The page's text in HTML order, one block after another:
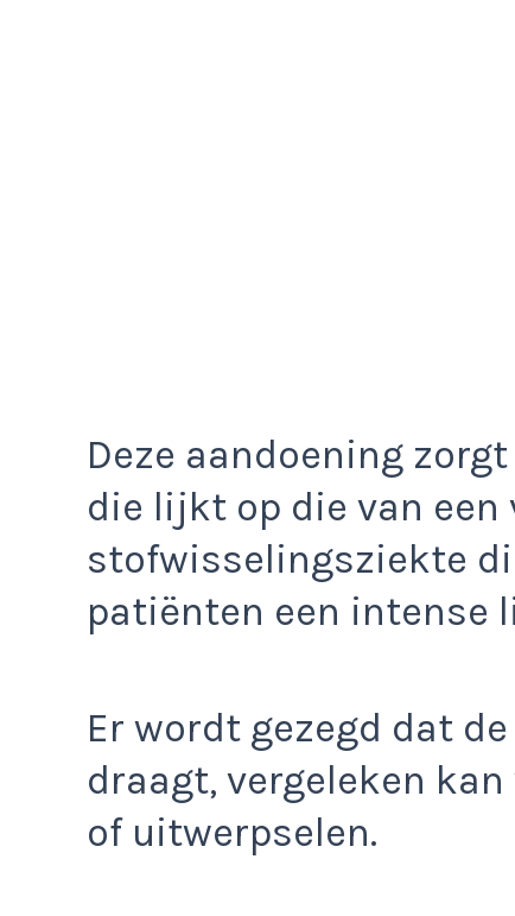
Deze aandoening
die lijkt op die van een
stofwisselingsziekte
patiënten een intense
Er wordt gezegd dat
draagt, vergeleken
of uitwerpselen.